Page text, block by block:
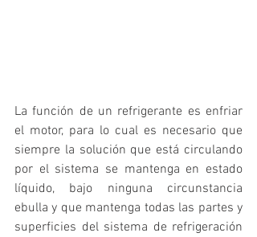
La función de un refrigerante es enfriar
el motor, para lo cual es necesario que
siempre la solución que está circulando
por el sistema se mantenga en estado
líquido, bajo ninguna circunstancia
ebulla y que mantenga todas las partes y
superficies del sistema de refrigeración